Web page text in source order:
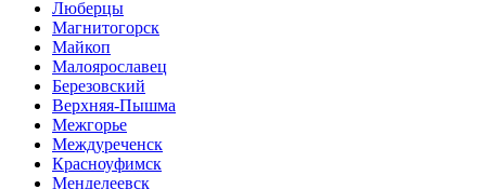
Люберцы
Магнитогорск
Майкоп
Малоярославец
Березовский
Верхняя-Пышма
Межгорье
Междуреченск
Красноуфимск
Менделеевск